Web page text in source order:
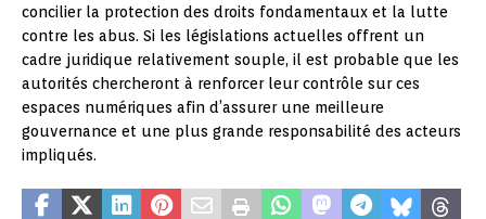
concilier la protection des droits fondamentaux et la lutte
contre les abus. Si les législations actuelles offrent un
cadre juridique relativement souple, il est probable que les
autorités chercheront à renforcer leur contrôle sur ces
espaces numériques afin d’assurer une meilleure
gouvernance et une plus grande responsabilité des acteurs
impliqués.